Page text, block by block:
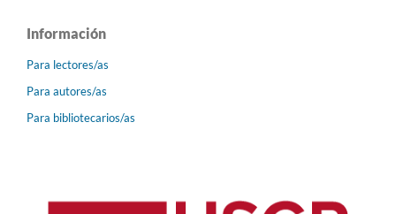
Información
Para lectores/as
Para autores/as
Para bibliotecarios/as